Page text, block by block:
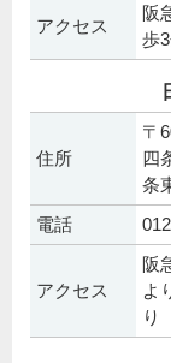
アクセス
阪
歩
住所
〒
四
条
電話
アクセス
阪
よ
り